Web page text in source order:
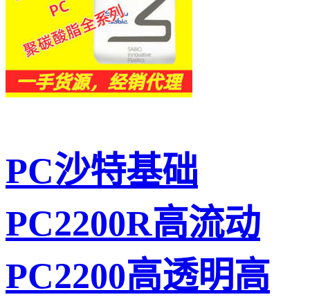
PC沙特基础
PC2200R高流动
PC2200高透明高